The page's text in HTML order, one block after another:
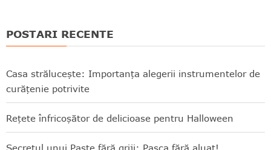
POSTARI RECENTE
Casa strălucește: Importanța alegerii instrumentelor de
curățenie potrivite
Rețete înfricoșător de delicioase pentru Halloween
Secretul unui Paște fără griji: Pasca fără aluat!